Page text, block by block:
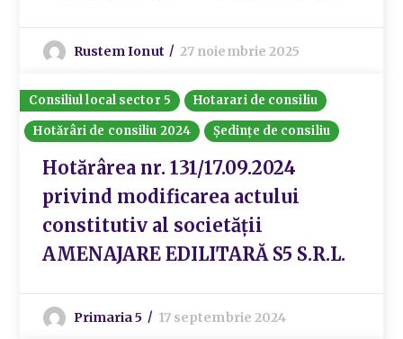
Rustem Ionut 27 noiembrie 2025
Consiliul local sector 5
Hotarari de consiliu
Hotărâri de consiliu 2024
Ședințe de consiliu
Hotărârea nr. 131/17.09.2024
privind modificarea actului
constitutiv al societății
AMENAJARE EDILITARĂ S5 S.R.L.
Primaria 5 17 septembrie 2024